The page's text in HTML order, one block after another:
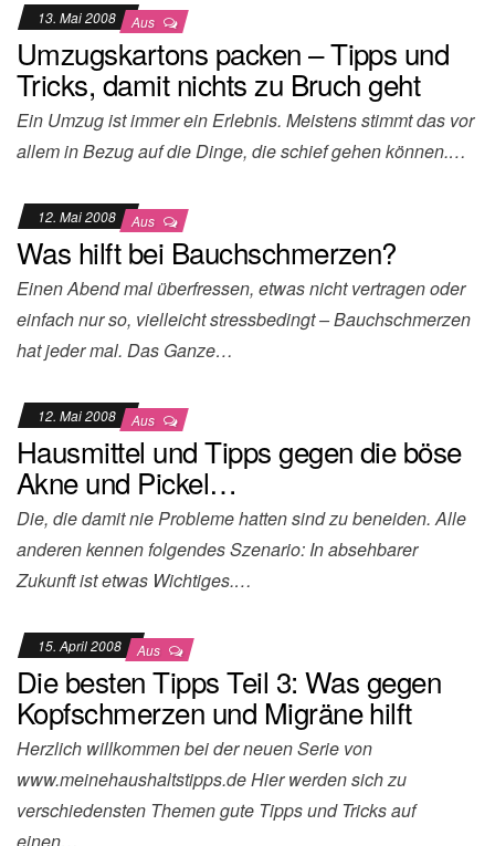
13. Mai 2008 Aus
Umzugskartons packen – Tipps und
Tricks, damit nichts zu Bruch geht
Ein Umzug ist immer ein Erlebnis. Meistens stimmt das vor
allem in Bezug auf die Dinge, die schief gehen können.…
12. Mai 2008 Aus
Was hilft bei Bauchschmerzen?
Einen Abend mal überfressen, etwas nicht vertragen oder
einfach nur so, vielleicht stressbedingt – Bauchschmerzen
hat jeder mal. Das Ganze…
12. Mai 2008 Aus
Hausmittel und Tipps gegen die böse
Akne und Pickel…
Die, die damit nie Probleme hatten sind zu beneiden. Alle
anderen kennen folgendes Szenario: In absehbarer
Zukunft ist etwas Wichtiges.…
15. April 2008 Aus
Die besten Tipps Teil 3: Was gegen
Kopfschmerzen und Migräne hilft
Herzlich willkommen bei der neuen Serie von
www.meinehaushaltstipps.de Hier werden sich zu
verschiedensten Themen gute Tipps und Tricks auf